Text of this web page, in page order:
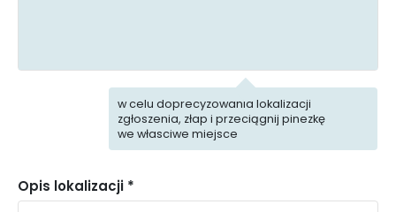
Inne
w celu doprecyzowania lokalizacji
zgłoszenia, złap i przeciągnij pinezkę
we własciwe miejsce
Opis lokalizacji *